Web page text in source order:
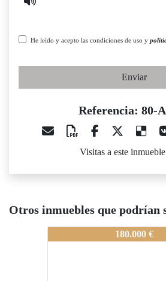
He leído y acepto las condiciones de uso y
Enviar
Referencia: 80-
Visitas a este
Otros inmuebles que podrían
180.000 €